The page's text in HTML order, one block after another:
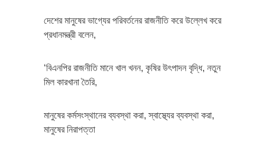
দেশের মানুষের ভাগ্যের পরিবর্তনের রাজনীতি করে উল্লেখ করে
প্রধানমন্ত্রী বলেন,
‘বিএনপির রাজনীতি মানে খাল খনন, কৃষির উৎপাদন বৃদ্ধি, নতুন
মিল কারখানা তৈরি,
মানুষের কর্মসংস্থানের ব্যবস্থা করা, স্বাস্থ্যের ব্যবস্থা করা,
মানুষের নিরাপত্তা